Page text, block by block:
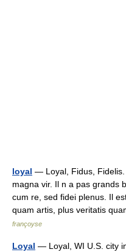
loyal — Loyal, Fidus,
magna vir. Il n a pas grands
cum re, sed fidei plenus. Il
quam artis, plus veritatis
françoyse
Loyal — Loyal, WI U.S. city